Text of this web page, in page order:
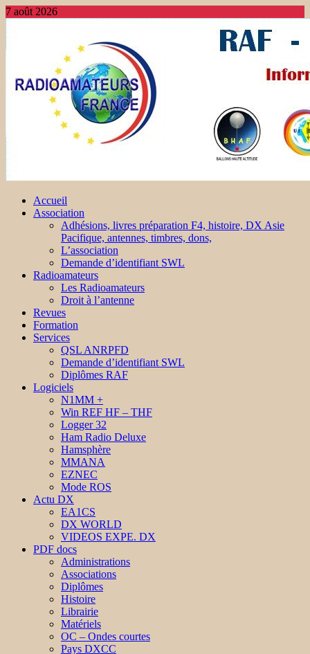
7 août 2026
Accueil
Association
Adhésions, livres préparation F4, histoire, DX Asie
Pacifique, antennes, timbres, dons,
L’association
Demande d’identifiant SWL
Radioamateurs
Les Radioamateurs
Droit à l’antenne
Revues
Formation
Services
QSL ANRPFD
Demande d’identifiant SWL
Diplômes RAF
Logiciels
N1MM +
Win REF HF – THF
Logger 32
Ham Radio Deluxe
Hamsphère
MMANA
EZNEC
Mode ROS
Actu DX
EA1CS
DX WORLD
VIDEOS EXPE. DX
PDF docs
Administrations
Associations
Diplômes
Histoire
Librairie
Matériels
OC – Ondes courtes
Pays DXCC